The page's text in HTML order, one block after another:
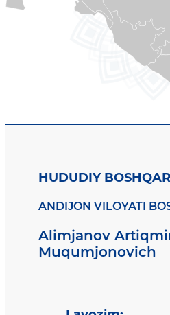
HUDUDIY
ANDIJON VILOYATI
Alimjanov
Muqumjonovich